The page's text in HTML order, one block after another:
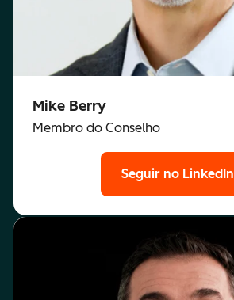
Mike Berry
Membro do Conselho
Seguir no LinkedIn